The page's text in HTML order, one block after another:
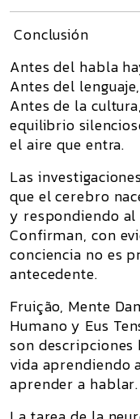
Conclusión
Antes del habla
Antes del
Antes de la
equilibrio
el aire que entra.
Las
que el cerebro
y respondiendo al
Confirman, con
conciencia no es
antecedente.
Fruição, Mente
Humano y Eus
son descripciones
vida aprendiendo
aprender a hablar.